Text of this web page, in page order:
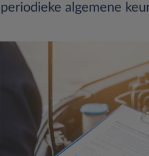
periodieke algemene